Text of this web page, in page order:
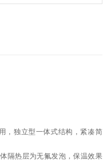
，独立型一体式结构，紧凑简
隔热层为无氟发泡，保温效果